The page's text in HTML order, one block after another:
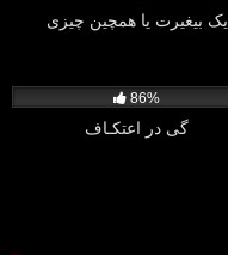
یک بیغیرت یا همچین چیزی
86%
گی در اعتکـاف